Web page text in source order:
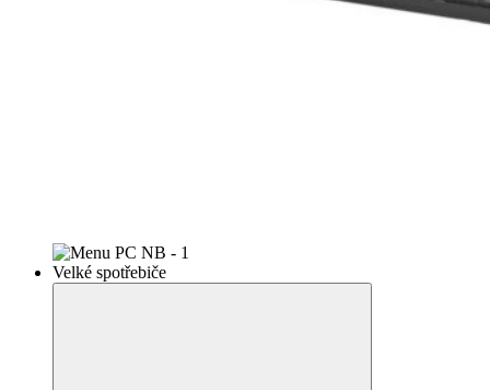
Velké spotřebiče